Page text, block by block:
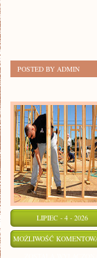
POSTED BY ADMIN
LIPIEC - 4 - 2026
MOŻLIWOŚĆ